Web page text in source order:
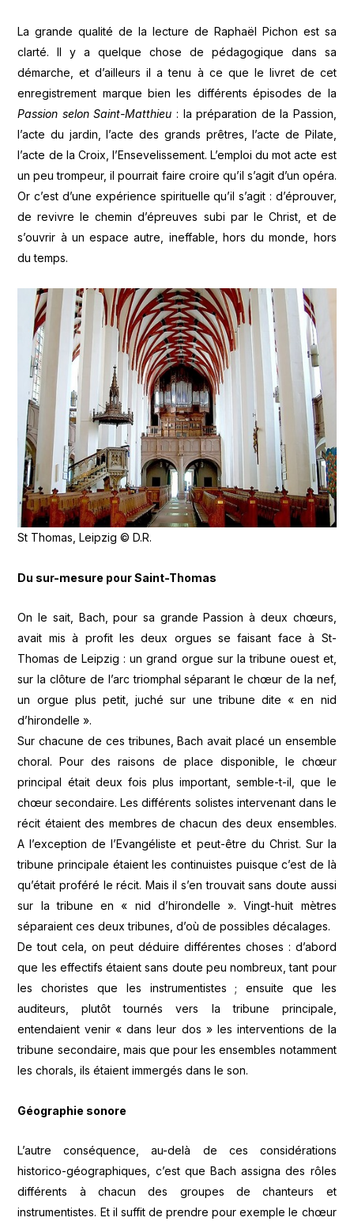
La grande qualité de la lecture de Raphaël Pichon est sa
clarté. Il y a quelque chose de pédagogique dans sa
démarche, et d’ailleurs il a tenu à ce que le livret de cet
enregistrement marque bien les différents épisodes de la
Passion selon Saint-Matthieu : la préparation de la Passion,
l’acte du jardin, l’acte des grands prêtres, l’acte de Pilate,
l’acte de la Croix, l’Ensevelissement. L’emploi du mot acte est
un peu trompeur, il pourrait faire croire qu’il s’agit d’un opéra.
Or c’est d’une expérience spirituelle qu’il s’agit : d’éprouver,
de revivre le chemin d’épreuves subi par le Christ, et de
s’ouvrir à un espace autre, ineffable, hors du monde, hors
du temps.
St Thomas, Leipzig © D.R.
Du sur-mesure pour Saint-Thomas
On le sait, Bach, pour sa grande Passion à deux chœurs,
avait mis à profit les deux orgues se faisant face à St-
Thomas de Leipzig : un grand orgue sur la tribune ouest et,
sur la clôture de l’arc triomphal séparant le chœur de la nef,
un orgue plus petit, juché sur une tribune dite « en nid
d’hirondelle ».
Sur chacune de ces tribunes, Bach avait placé un ensemble
choral. Pour des raisons de place disponible, le chœur
principal était deux fois plus important, semble-t-il, que le
chœur secondaire. Les différents solistes intervenant dans le
récit étaient des membres de chacun des deux ensembles.
A l’exception de l’Evangéliste et peut-être du Christ. Sur la
tribune principale étaient les continuistes puisque c’est de là
qu’était proféré le récit. Mais il s’en trouvait sans doute aussi
sur la tribune en « nid d’hirondelle ». Vingt-huit mètres
séparaient ces deux tribunes, d’où de possibles décalages.
De tout cela, on peut déduire différentes choses : d’abord
que les effectifs étaient sans doute peu nombreux, tant pour
les choristes que les instrumentistes ; ensuite que les
auditeurs, plutôt tournés vers la tribune principale,
entendaient venir « dans leur dos » les interventions de la
tribune secondaire, mais que pour les ensembles notamment
les chorals, ils étaient immergés dans le son.
Géographie sonore
L’autre conséquence, au-delà de ces considérations
historico-géographiques, c’est que Bach assigna des rôles
différents à chacun des groupes de chanteurs et
instrumentistes. Et il suffit de prendre pour exemple le chœur